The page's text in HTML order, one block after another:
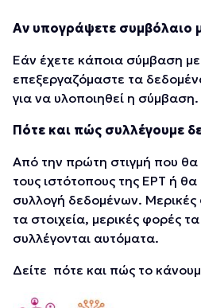
Αν υπογράψετε συμβόλαιο
Εάν έχετε κάποια σύμβαση
επεξεργαζόμαστε τα
για να υλοποιηθεί η σύμβαση.
Πότε και πώς συλλέγουμε
Από την πρώτη στιγμή που
τους ιστότοπους της ΕΡΤ ή θα
συλλογή δεδομένων.
τα στοιχεία, μερικές φορές
συλλέγονται αυτόματα.
Δείτε πότε και πώς το